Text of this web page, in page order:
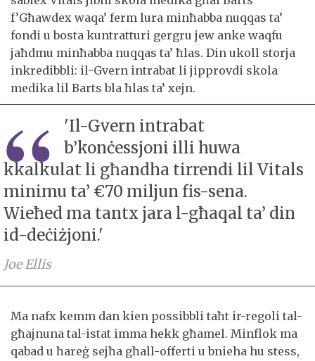
f’Għawdex waqa’ ferm lura minħabba nuqqas ta’
fondi u bosta kuntratturi gergru jew anke waqfu
jaħdmu minħabba nuqqas ta’ ħlas. Din ukoll storja
inkredibbli: il-Gvern intrabat li jipprovdi skola
medika lil Barts bla ħlas ta’ xejn.
'Il-Gvern intrabat
b’konċessjoni illi huwa
kkalkulat li għandha tirrendi lil Vitals
minimu ta’ €70 miljun fis-sena.
Wieħed ma tantx jara l-għaqal ta’ din
id-deċiżjoni.'
Joe Ellis
Ma nafx kemm dan kien possibbli taħt ir-regoli tal-
għajnuna tal-istat imma hekk għamel. Minflok ma
qabad u ħareġ sejħa għall-offerti u bnieha hu stess,